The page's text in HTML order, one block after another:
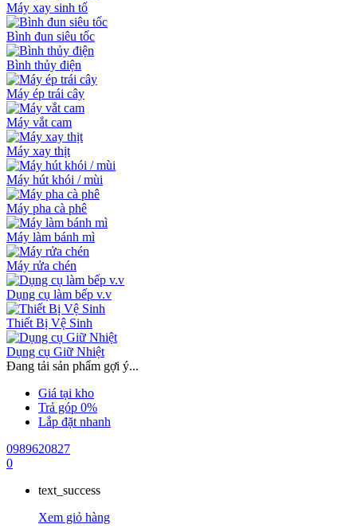
Máy xay sinh tố
Bình đun siêu tốc
Bình thủy điện
Máy ép trái cây
Máy vắt cam
Máy xay thịt
Máy hút khói / mùi
Máy pha cà phê
Máy làm bánh mì
Máy rửa chén
Dụng cụ làm bếp v.v
Thiết Bị Vệ Sinh
Dụng cụ Giữ Nhiệt
Đang tải sản phẩm gợi ý...
Giá tại kho
Trả góp 0%
Lắp đặt nhanh
0989620827
0
text_success
Xem giỏ hàng